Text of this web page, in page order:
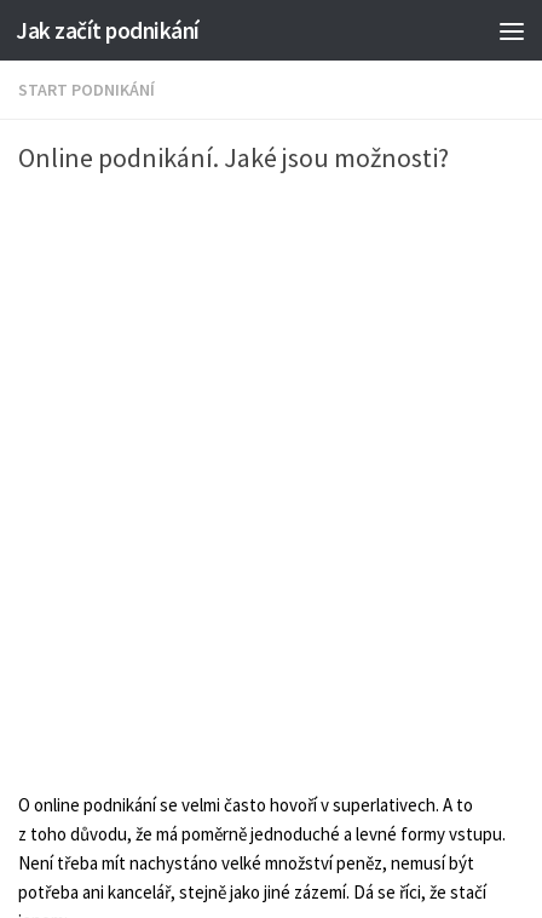
Jak začít podnikání
START PODNIKÁNÍ
Online podnikání. Jaké jsou možnosti?
O online podnikání se velmi často hovoří v superlativech. A to
z toho důvodu, že má poměrně jednoduché a levné formy vstupu.
Není třeba mít nachystáno velké množství peněz, nemusí být
potřeba ani kancelář, stejně jako jiné zázemí. Dá se říci, že stačí